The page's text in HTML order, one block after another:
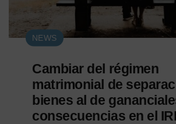
NEWS
Cambiar del régimen
matrimonial de
bienes al de
consecuencias en el